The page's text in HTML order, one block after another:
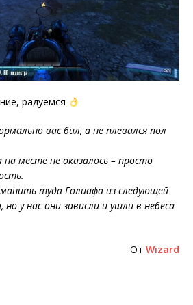
радуемся
вас бил, а не плевался пол
на месте не оказалось – просто
туда Голиафа из следующей
у нас они зависли и ушли в небеса
От Wizard